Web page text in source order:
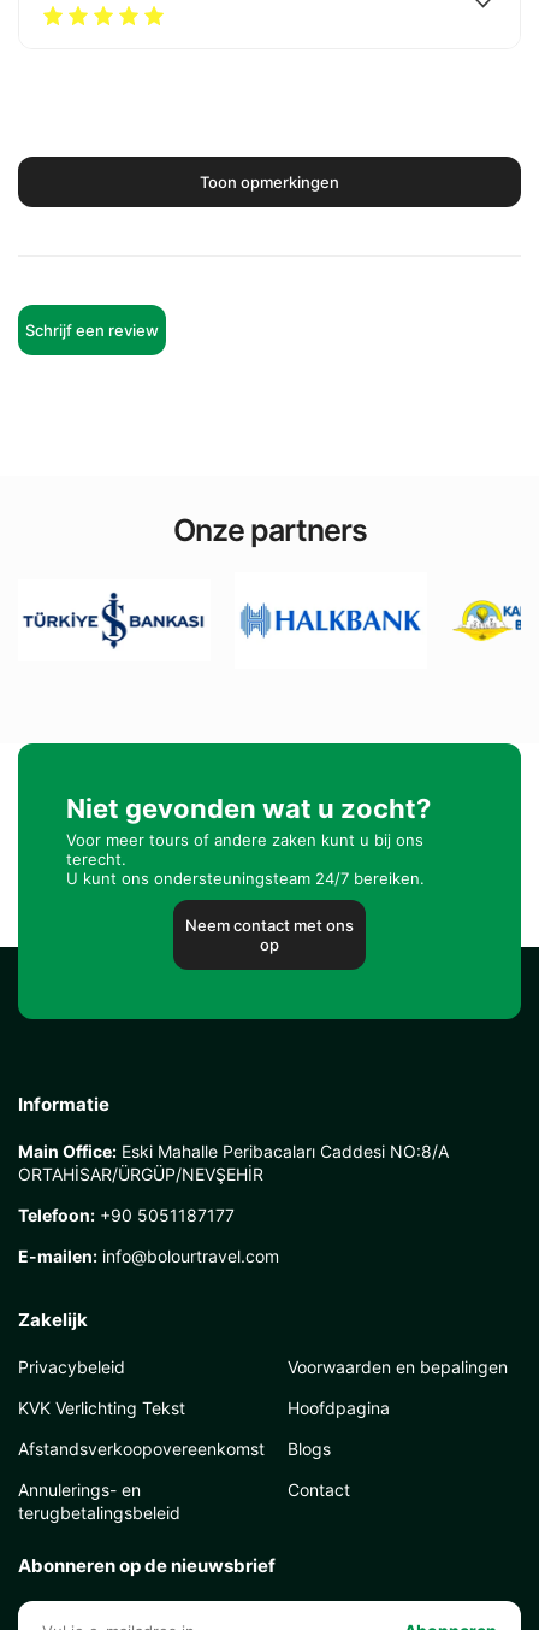
Toon opmerkingen
Schrijf een review
Onze partners
Niet gevonden wat u zocht?
Voor meer tours of andere zaken kunt u bij ons
terecht.
U kunt ons ondersteuningsteam 24/7 bereiken.
Neem contact met ons
op
Informatie
Main Office: Eski Mahalle Peribacaları Caddesi NO:8/A
ORTAHİSAR/ÜRGÜP/NEVŞEHİR
Telefoon: +90 5051187177
E-mailen: info@bolourtravel.com
Zakelijk
Privacybeleid
KVK Verlichting Tekst
Afstandsverkoopovereenkomst
Annulerings- en
terugbetalingsbeleid
Voorwaarden en bepalingen
Hoofdpagina
Blogs
Contact
Abonneren op de nieuwsbrief